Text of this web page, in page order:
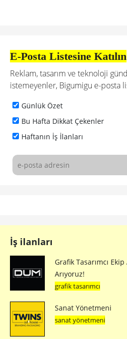
E-Posta Listesine Katılın
Reklam, tasarım ve teknoloji
istemeyenler, Bigumigu e-posta
Günlük Özet
Bu Hafta Dikkat Çekenler
Haftanın İş İlanları
İş ilanları
Grafik Tasarımcı Ekip
Arıyoruz!
grafik tasarımcı
Sanat Yönetmeni
sanat yönetmeni